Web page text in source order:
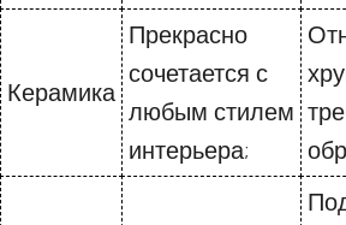
Керамика
Прекрасно
сочетается с
любым стилем
интерьера;